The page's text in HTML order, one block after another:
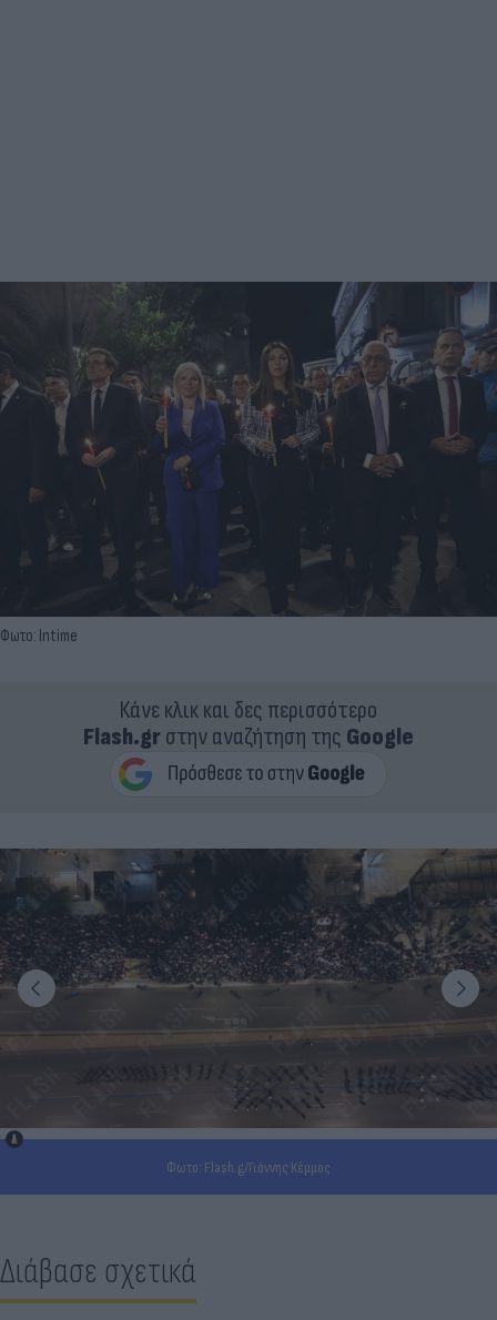
Φωτο: Intime
Κάνε κλικ και δες περισσότερο
Flash.grστην αναζήτηση της Google
Φωτο: Flash.g/Γιάννης Κέμμος
Διάβασε σχετικά